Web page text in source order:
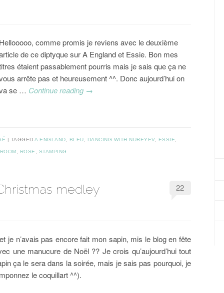
Hellooooo, comme promis je reviens avec le deuxième
de ce diptyque sur A England et Essie. Bon mes
étaient passablement pourris mais je sais que ça ne
arrête pas et heureusement ^^. Donc aujourd’hui on
se … Continue reading →
TAGGED A ENGLAND, BLEU, DANCING WITH NUREYEV, ESSIE,
, ROSE , STAMPING
medley 22
je n’avais pas encore fait mon sapin, mis le blog en fête
une manucure de Noël ?? Je crois qu’aujourd’hui tout
ça le sera dans la soirée, mais je sais pas pourquoi, je
le coquillart ^^).